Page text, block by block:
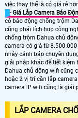
việc thay thế là có giá rẻ
- Giá Lắp Camera Báo
có báo động chống trộm
cũng phải tích hợp công
chống trộm Dahua chủ
camera có giá từ
nháy cảnh báo chuyên
giải pháp khác để tiết
Dahua chủ động wifi cũng
hoặc 2 vị trí cần lắp
camera IP wifi cũng là giải
LẮP CAMERA